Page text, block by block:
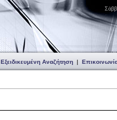
Εξειδικευμένη Αναζήτηση |